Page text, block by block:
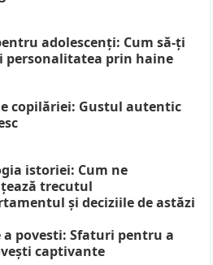
adolescenți: Cum să-ți
personalitatea prin haine
copilăriei: Gustul autentic
istoriei: Cum ne
trecutul
și deciziile de astăzi
a povesti: Sfaturi pentru a
captivante